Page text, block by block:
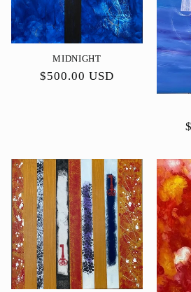
MIDNIGHT
Preço
$500.00 USD